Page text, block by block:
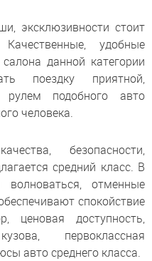
эксклюзивности стоит
Качественные, удобные
данной категории
поездку приятной,
рулем подобного авто
человека.
безопасности,
средний класс. В
отменные
спокойствие
доступность,
первоклассная
авто среднего класса.